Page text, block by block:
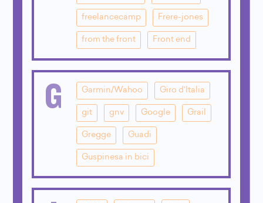
freelancecamp Frere-jones
from the front Front end
G Garmin/Wahoo Giro d'Italia
git gnv Google Grail
Gregge Guadi
Guspinesa in bici